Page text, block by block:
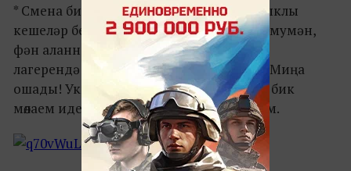
* Смена бик кызыклы иде. Бик күп кызыклы
кешеләр белән таныштым. Бу минем, гомумән,
фән аланнарында гына түгел, ә балалар
лагерендә беренче тапкыр катнашуым. Миңа
ошады! Укытучылар да, әйдаманнар да бик
мөлаем иде. Бик күп яңа әйберләр белдем.